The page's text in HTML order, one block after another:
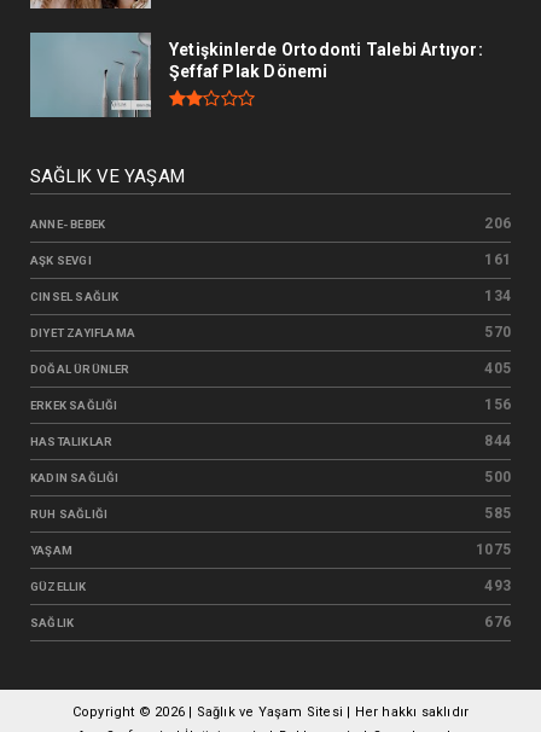
Yetişkinlerde Ortodonti Talebi Artıyor:
Şeffaf Plak Dönemi
SAĞLIK VE YAŞAM
ANNE- BEBEK 206
AŞK SEVGI 161
CINSEL SAĞLIK 134
DIYET ZAYIFLAMA 570
DOĞAL ÜRÜNLER 405
ERKEK SAĞLIĞI 156
HASTALIKLAR 844
KADIN SAĞLIĞI 500
RUH SAĞLIĞI 585
YAŞAM 1075
GÜZELLIK 493
SAĞLIK 676
Copyright © 2026 | Sağlık ve Yaşam Sitesi | Her hakkı saklıdır